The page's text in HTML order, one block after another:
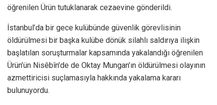
öğrenilen Ürün tutuklanarak cezaevine gönderildi.
İstanbul’da bir gece kulübünde güvenlik görevlisinin
öldürülmesi bir başka kulübe dönük silahlı saldırıya ilişkin
başlatılan soruşturmalar kapsamında yakalandığı öğrenilen
Ürün’ün Nisêbîn’de de Oktay Mungan’ın öldürülmesi olayının
azmettiricisi suçlamasıyla hakkında yakalama kararı
bulunuyordu.